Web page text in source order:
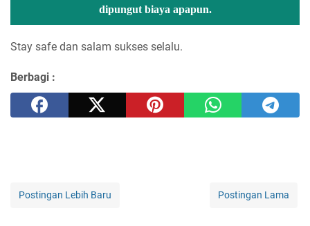
dipungut biaya apapun.
Stay safe dan salam sukses selalu.
Berbagi :
Postingan Lebih Baru Postingan Lama